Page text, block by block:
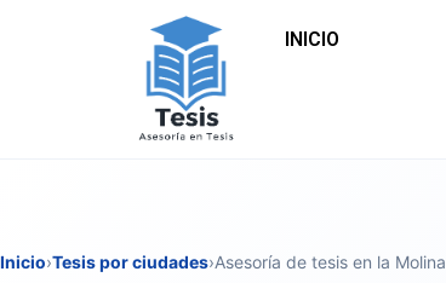
INICIO
Inicio›Tesis por ciudades›Asesoría de tesis en la Molina